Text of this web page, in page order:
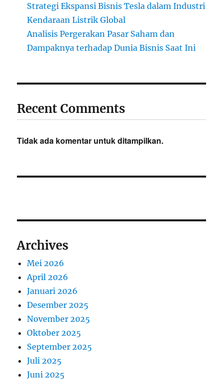
Strategi Ekspansi Bisnis Tesla dalam Industri
Kendaraan Listrik Global
Analisis Pergerakan Pasar Saham dan
Dampaknya terhadap Dunia Bisnis Saat Ini
Recent Comments
Tidak ada komentar untuk ditampilkan.
Archives
Mei 2026
April 2026
Januari 2026
Desember 2025
November 2025
Oktober 2025
September 2025
Juli 2025
Juni 2025